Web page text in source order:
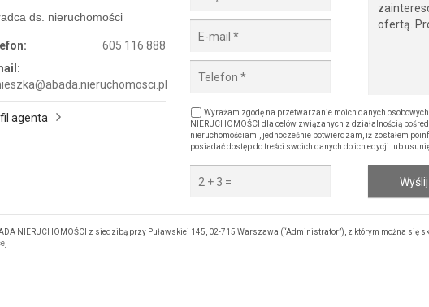
ds. nieruchomości
605 116 888
agenta
Wyrażam zgodę na przetwarzanie moich danych
NIERUCHOMOŚCI dla celów związanych z działalnością
nieruchomościami, jednocześnie potwierdzam, iż zostałem
posiadać dostęp do treści swoich danych do ich edycji lub
NIERUCHOMOŚCI z siedzibą przy Puławskiej 145, 02-715 Warszawa (“Administrator”), z którym można się